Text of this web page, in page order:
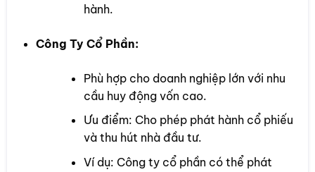
hành.
Công Ty Cổ Phần:
Phù hợp cho doanh nghiệp lớn với nhu
cầu huy động vốn cao.
Ưu điểm: Cho phép phát hành cổ phiếu
và thu hút nhà đầu tư.
Ví dụ: Công ty cổ phần có thể phát